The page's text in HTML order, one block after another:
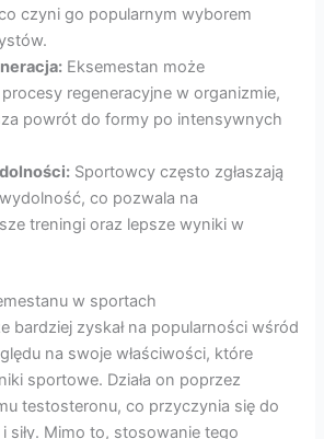
czyni go popularnym wyborem
Eksemestan może
regeneracyjne w organizmie,
powrót do formy po intensywnych
Sportowcy często zgłaszają
co pozwala na
treningi oraz lepsze wyniki w
w sportach
bardziej zyskał na popularności wśród
na swoje właściwości, które
sportowe. Działa on poprzez
testosteronu, co przyczynia się do
siły. Mimo to, stosowanie tego